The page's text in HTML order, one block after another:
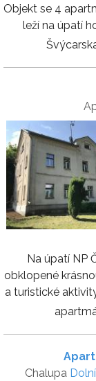
Objekt se 4
leží na úpatí
Na úpatí NP
obklopené
a turistické
Chalupa